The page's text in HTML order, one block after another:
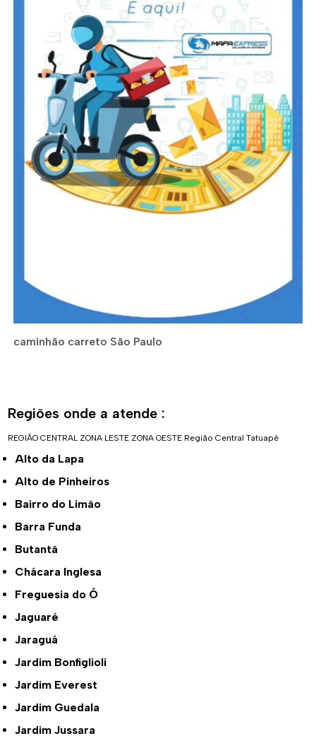
caminhão carreto São Paulo
Regiões onde a atende :
REGIÃO CENTRAL ZONA LESTE ZONA OESTE Região Central Tatuapé
Alto da Lapa
Alto de Pinheiros
Bairro do Limão
Barra Funda
Butantã
Chácara Inglesa
Freguesia do Ó
Jaguaré
Jaraguá
Jardim Bonfiglioli
Jardim Everest
Jardim Guedala
Jardim Jussara